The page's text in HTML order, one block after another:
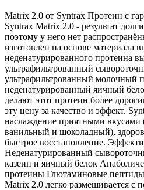
Matrix 2.0 от Syntrax Протеин с
Syntrax Matrix 2.0 - результат
поэтому у него нет
изготовлен на основе материала
неденатурированного протеина
ультрафильтрованный
ультрафильтрованный молочный
неденатурированный яичный
делают этот протеин более
эту цену за качество и эффект.
наслаждение приятными
ванильный и шоколадный),
быстрое восстановление.
Неденатурированный
казеин и яичный белок
протеины Глютаминовые
Matrix 2.0 легко размешивается